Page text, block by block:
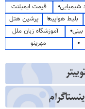
شیمیایی
قیمت ایمپلنت
بلیط هواپیما
پرشین هتل
آموزشگاه زبان ملل
مهرینو